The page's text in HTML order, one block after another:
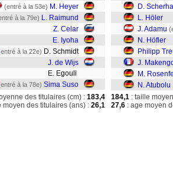
(entré à la 53e) M. Heyer
à la 79e) L. Raimund
Z. Celar
E. Iyoha
à la 22e) D. Schmidt
J. de Wijs
E. Egouli
à la 78e) Sima Suso
D.
L. Höler
J. Adamu
N. Höfler
Philipp
J.
M.
N. Atubolu
des titulaires (cm) : 183,4
moyen des titulaires (ans) : 26,1
184,1 : taille
27,6 : age moyen